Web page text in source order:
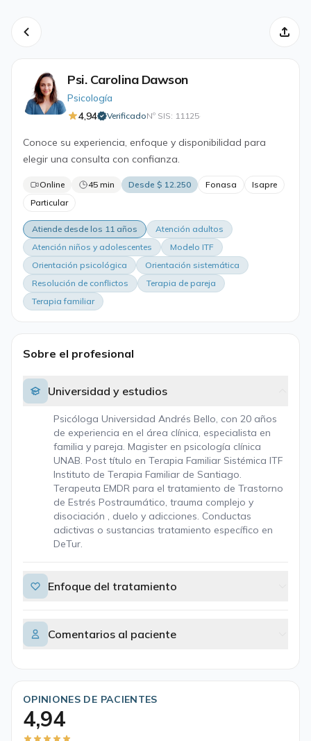
Psi. Carolina Dawson
Psicología
4,94
VerificadoNº SIS: 11125·
Conoce su experiencia, enfoque y disponibilidad para
elegir una consulta con confianza.
Online 45 min Desde $ 12.250 Fonasa
Isapre
Particular
Atiende desde los 11 años
Atención adultos
Atención niños y adolescentes
Modelo ITF
Orientación psicológica
Orientación sistemática
Resolución de conflictos
Terapia de pareja
Terapia familiar
Sobre el profesional
Universidad y estudios
Psicóloga Universidad Andrés Bello, con 20 años
de experiencia en el área clínica, especialista en
familia y pareja. Magister en psicología clínica
UNAB. Post título en Terapia Familiar Sistémica ITF
Instituto de Terapia Familiar de Santiago.
Terapeuta EMDR para el tratamiento de Trastorno
de Estrés Postraumático, trauma complejo y
disociación , duelo y adicciones. Conductas
adictivas o sustancias tratamiento específico en
DeTur.
Enfoque del tratamiento
Comentarios al paciente
OPINIONES DE PACIENTES
4,94